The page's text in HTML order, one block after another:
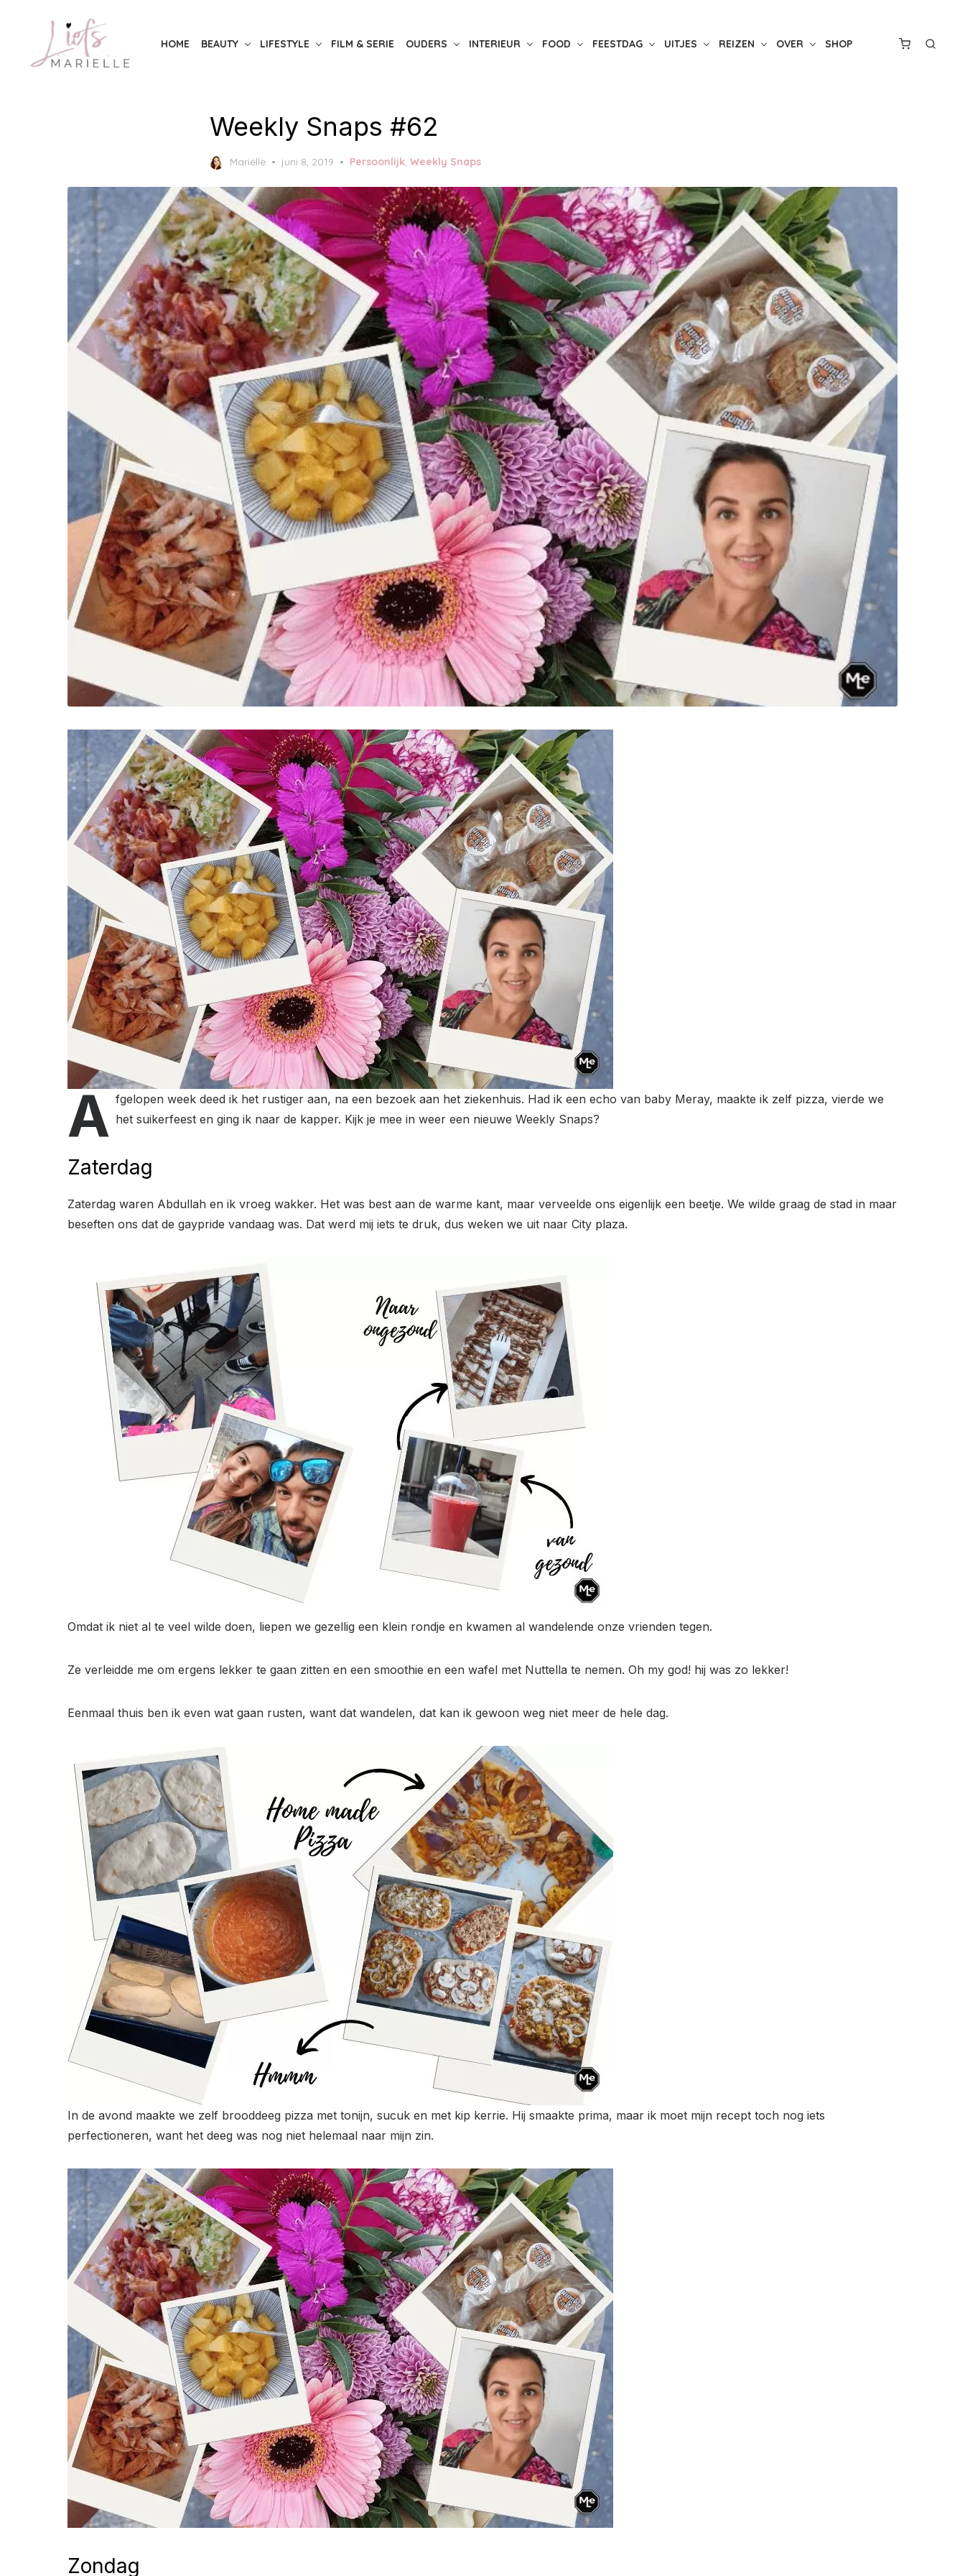
content
HOME BEAUTY LIFESTYLE FILM & SERIE OUDERS INTERIEUR FOOD FEESTDAG UITJES REIZEN OVER SHOP
Weekly Snaps #62
Mariëlle
Posted
juni 8, 2019 Persoonlijk Weekly Snaps
A fgelopen week deed ik het rustiger aan, na een bezoek aan het ziekenhuis. Had ik een echo van baby Meray, maakte ik zelf pizza, vierde we
het suikerfeest en ging ik naar de kapper. Kijk je mee in weer een nieuwe Weekly Snaps?
Zaterdag
Zaterdag waren Abdullah en ik vroeg wakker. Het was best aan de warme kant, maar verveelde ons eigenlijk een beetje. We wilde graag de stad in maar
beseften ons dat de gaypride vandaag was. Dat werd mij iets te druk, dus weken we uit naar City plaza.
Omdat ik niet al te veel wilde doen, liepen we gezellig een klein rondje en kwamen al wandelende onze vrienden tegen.
Ze verleidde me om ergens lekker te gaan zitten en een smoothie en een wafel met Nuttella te nemen. Oh my god! hij was zo lekker!
Eenmaal thuis ben ik even wat gaan rusten, want dat wandelen, dat kan ik gewoon weg niet meer de hele dag.
In de avond maakte we zelf brooddeeg pizza met tonijn, sucuk en met kip kerrie. Hij smaakte prima, maar ik moet mijn recept toch nog iets
perfectioneren, want het deeg was nog niet helemaal naar mijn zin.
Zondag